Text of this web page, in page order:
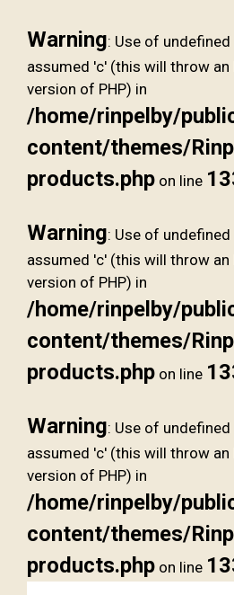
Warning: Use of
assumed 'c' (this will throw an
version of PHP) in
/home/rinpelby/
content/themes/
products.php on line
Warning: Use of
assumed 'c' (this will throw an
version of PHP) in
/home/rinpelby/
content/themes/
products.php on line
Warning: Use of
assumed 'c' (this will throw an
version of PHP) in
/home/rinpelby/
content/themes/
products.php on line